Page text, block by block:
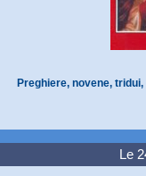
Preghiere, novene,
Le